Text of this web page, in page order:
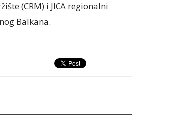
(CRM) i JICA regionalni
Balkana.